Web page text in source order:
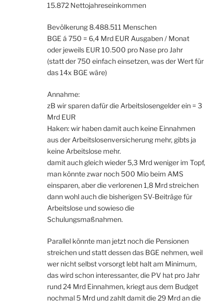
15.872 Nettojahreseinkommen
Bevölkerung 8.488.511 Menschen
BGE á 750 = 6,4 Mrd EUR Ausgaben / Monat
oder jeweils EUR 10.500 pro Nase pro Jahr
(statt der 750 einfach einsetzen, was der Wert für
das 14x BGE wäre)
Annahme:
zB wir sparen dafür die Arbeitslosengelder ein = 3
Mrd EUR
Haken: wir haben damit auch keine Einnahmen
aus der Arbeitslosenversicherung mehr, gibts ja
keine Arbeitslose mehr.
damit auch gleich wieder 5,3 Mrd weniger im Topf,
man könnte zwar noch 500 Mio beim AMS
einsparen, aber die verlorenen 1,8 Mrd streichen
dann wohl auch die bisherigen SV-Beiträge für
Arbeitslose und sowieso die
Schulungsmaßnahmen.
Parallel könnte man jetzt noch die Pensionen
streichen und statt dessen das BGE nehmen, weil
wer nicht selbst vorsorgt lebt halt am Minimum,
das wird schon interessanter, die PV hat pro Jahr
rund 24 Mrd Einnahmen, kriegt aus dem Budget
nochmal 5 Mrd und zahlt damit die 29 Mrd an die